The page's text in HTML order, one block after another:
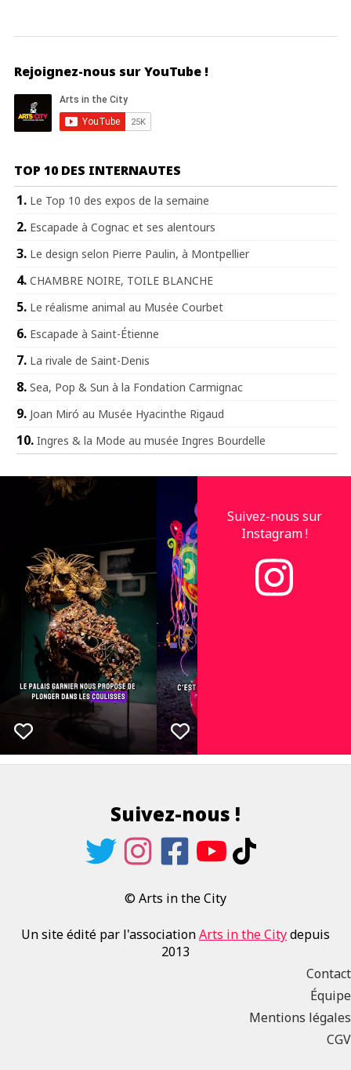
Rejoignez-nous sur YouTube !
TOP 10 DES INTERNAUTES
Le Top 10 des expos de la semaine
Escapade à Cognac et ses alentours
Le design selon Pierre Paulin, à Montpellier
CHAMBRE NOIRE, TOILE BLANCHE
Le réalisme animal au Musée Courbet
Escapade à Saint-Étienne
La rivale de Saint-Denis
Sea, Pop & Sun à la Fondation Carmignac
Joan Miró au Musée Hyacinthe Rigaud
Ingres & la Mode au musée Ingres Bourdelle
Suivez-nous sur
Instagram !
Suivez-nous !
© Arts in the City
Un site édité par l'associationArts in the Citydepuis
2013
Contact
Équipe
Mentions légales
CGV